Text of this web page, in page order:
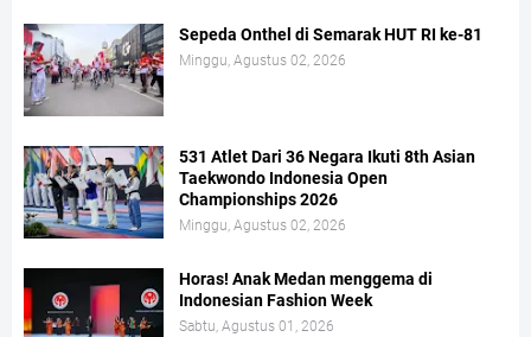
Sepeda Onthel di Semarak HUT RI ke-81
Minggu, Agustus 02, 2026
531 Atlet Dari 36 Negara Ikuti 8th Asian
Taekwondo Indonesia Open
Championships 2026
Minggu, Agustus 02, 2026
Horas! Anak Medan menggema di
Indonesian Fashion Week
Sabtu, Agustus 01, 2026